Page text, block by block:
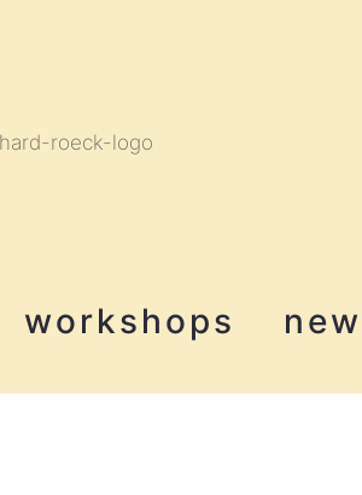
workshops